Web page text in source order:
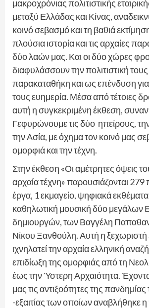
μακροχρόνιας πολιτιστικής
μεταξύ Ελλάδας και Κίνας,
κοινό σεβασμό και τη βαθιά
πλούσια ιστορία και τις αρχαίες
δύο λαών μας. Και οι δύο χώρες
διαφυλάσσουν την πολιτιστική
παρακαταθήκη και ως επένδυση για
τους ευημερία. Μέσα από τέτοιες
αυτή η συγκεκριμένη έκθεση,
Γεφυρώνουμε τις δύο ηπείρους,
την Ασία, με όχημα τον κοινό μας
ομορφιά και την τέχνη.
Στην έκθεση «Οι αμέτρητες όψεις
αρχαία τέχνη» παρουσιάζονται
έργα, 1 εκμαγείο, ψηφιακά εκθέματα
καθηλωτική μουσική δύο μεγάλων
δημιουργών, των Βαγγέλη
Νίκου Ξανθούλη. Αυτή η ξεχωριστή
ιχνηλατεί την αρχαία ελληνική
επιδίωξη της ομορφιάς από τη
έως την Ύστερη Αρχαιότητα.
μας τις αντιξοότητες της
-εξαιτίας των οποίων αναβλήθηκε